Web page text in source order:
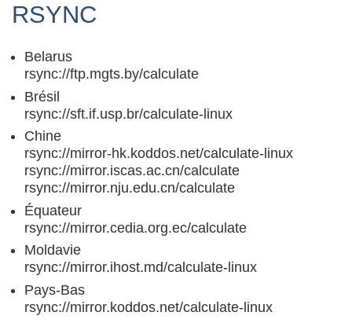
RSYNC
Belarus
rsync://ftp.mgts.by/calculate
Brésil
rsync://sft.if.usp.br/calculate-linux
Chine
rsync://mirror-hk.koddos.net/calculate-linux
rsync://mirror.iscas.ac.cn/calculate
rsync://mirror.nju.edu.cn/calculate
Équateur
rsync://mirror.cedia.org.ec/calculate
Moldavie
rsync://mirror.ihost.md/calculate-linux
Pays-Bas
rsync://mirror.koddos.net/calculate-linux